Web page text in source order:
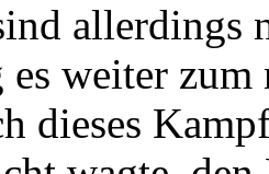
allerdings
weiter
dieses